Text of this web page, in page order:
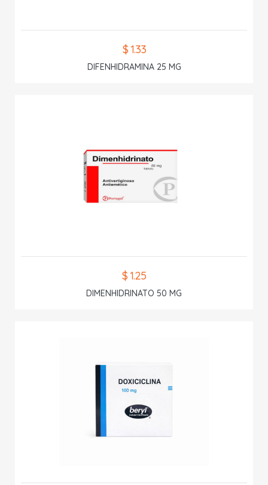
$ 1.33
DIFENHIDRAMINA 25 MG
$ 1.25
DIMENHIDRINATO 50 MG